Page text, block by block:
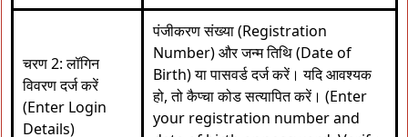
चरण 2: लॉगिन
विवरण दर्ज करें
(Enter Login
Details)
पंजीकरण संख्या (Registration
Number) और जन्म तिथि (Date of
Birth) या पासवर्ड दर्ज करें। यदि आवश्यक
हो, तो कैप्चा कोड सत्यापित करें। (Enter
your registration number and